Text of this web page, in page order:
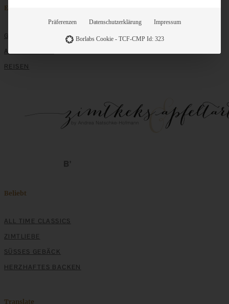
Entdecken
GRUNDLAGEN
ALLE REZEPTE
REISEN
Beliebt
ALL TIME CLASSICS
ZIMTLIEBE
SÜSSES GEBÄCK
HERZHAFTES BACKEN
Translate
Präferenzen Datenschutzerklärung Impressum
Borlabs Cookie - TCF-CMP Id: 323